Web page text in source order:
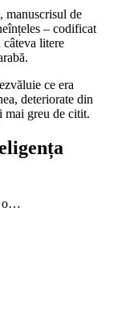
manuscrisul de
– codificat
litere
ce era
deteriorate din
mai greu de citit.
o…